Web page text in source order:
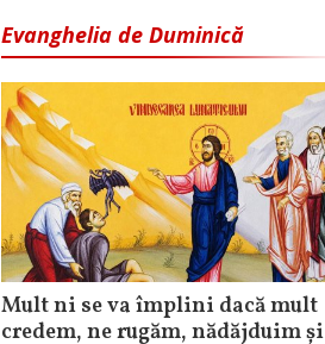
Evanghelia de Duminică
Mult ni se va împlini dacă mult
credem, ne rugăm, nădăjduim și